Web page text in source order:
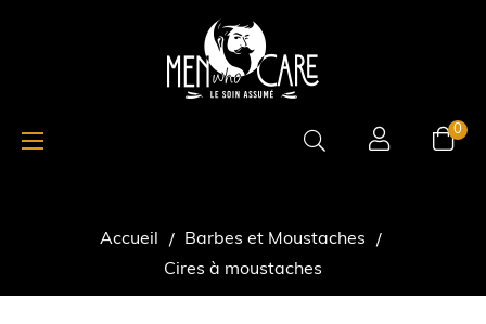
0
Basculer
la
☰
Accueil
Barbes et Moustaches
Cires à moustaches